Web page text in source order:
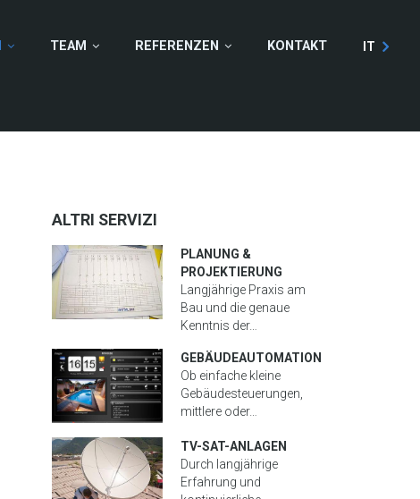
IT
TEAM REFERENZEN KONTAKT
ALTRI SERVIZI
PLANUNG &
PROJEKTIERUNG
Langjährige Praxis am
Bau und die genaue
Kenntnis der…
GEBÄUDEAUTOMATION
Ob einfache kleine
Gebäudesteuerungen,
mittlere oder…
TV-SAT-ANLAGEN
Durch langjährige
Erfahrung und